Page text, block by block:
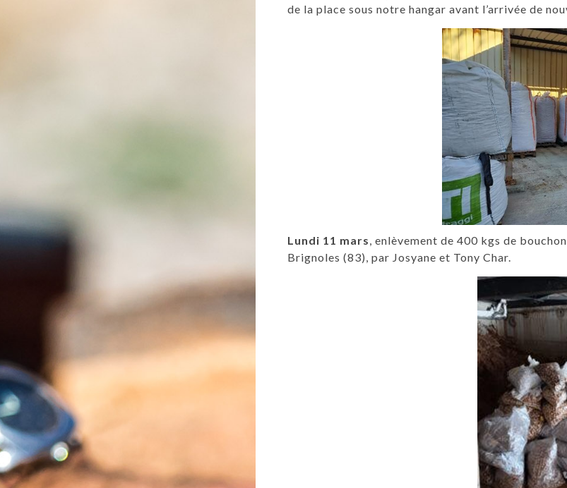
de la place sous notre hangar avant l’arrivée de
Lundi 11 mars, enlèvement de 400 kgs de
Brignoles (83), par Josyane et Tony Char.